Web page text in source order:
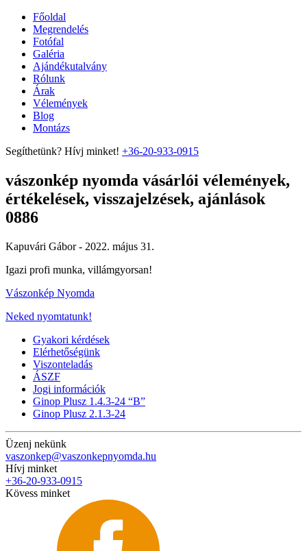
Főoldal
Megrendelés
Fotófal
Galéria
Ajándékutalvány
Rólunk
Árak
Vélemények
Blog
Montázs
Segíthetünk? Hívj minket! +36-20-933-0915
vászonkép nyomda vásárlói vélemények,
értékelések, visszajelzések, ajánlások
0886
Kapuvári Gábor - 2022. május 31.
Igazi profi munka, villámgyorsan!
Vászonkép Nyomda
Neked nyomtatunk!
Gyakori kérdések
Elérhetőségünk
Viszonteladás
ÁSZF
Jogi információk
Ginop Plusz 1.4.3-24 “B”
Ginop Plusz 2.1.3-24
Üzenj nekünk
vaszonkep@vaszonkepnyomda.hu
Hívj minket
+36-20-933-0915
Kövess minket